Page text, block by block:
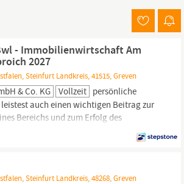
- Immobilienwirtschaft Am
2027
Steinfurt Landkreis, 41515, Greven
& Co. KG Vollzeit persönliche
auch einen wichtigen Beitrag zur
Bereichs und zum Erfolg des
heißt das: Erlernen von
und rechtlichen Themen (z. B. Baurecht
von Immobilien Mitwirkung an...
Steinfurt Landkreis, 48268, Greven